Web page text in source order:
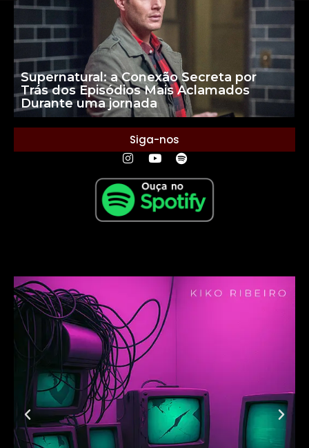
Supernatural: a Conexão Secreta por
Trás dos Episódios Mais Aclamados
Durante uma jornada
Siga-nos